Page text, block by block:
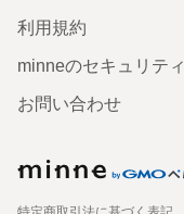
利用規約
minneのセキュリティ
お問い合わせ